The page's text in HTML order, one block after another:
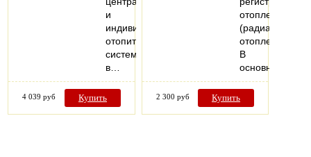
и
индивидуальных
отопительных
системах
в…
4 039 руб Купить
отопления
(радиатор
отопления).
В
основном…
2 300 руб Купить